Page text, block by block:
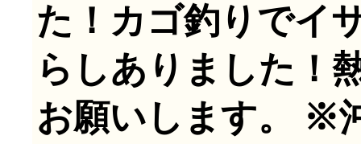
た！カゴ釣りでイ
らしありました！
お願いします。 ※